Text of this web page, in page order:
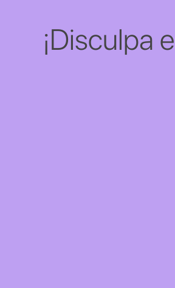
¡Disculpa